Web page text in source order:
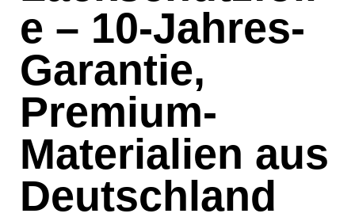
e – 10-Jahres-
Garantie,
Premium-
Materialien aus
Deutschland